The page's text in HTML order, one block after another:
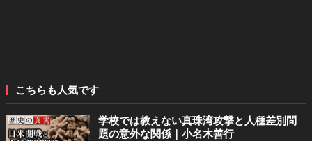
こちらも人気です
学校では教えない真珠湾攻撃と人種差別問
題の意外な関係｜小名木善行